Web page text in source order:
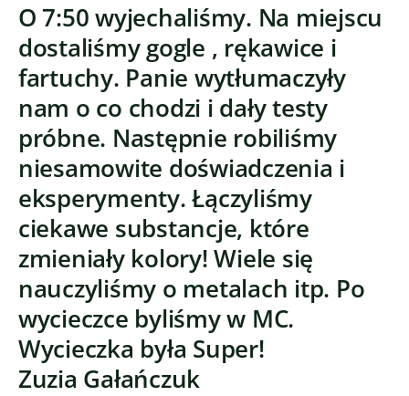
O 7:50 wyjechaliśmy. Na miejscu
dostaliśmy gogle , rękawice i
fartuchy. Panie wytłumaczyły
nam o co chodzi i dały testy
próbne. Następnie robiliśmy
niesamowite doświadczenia i
eksperymenty. Łączyliśmy
ciekawe substancje, które
zmieniały kolory! Wiele się
nauczyliśmy o metalach itp. Po
wycieczce byliśmy w MC.
Wycieczka była Super!
Zuzia Gałańczuk